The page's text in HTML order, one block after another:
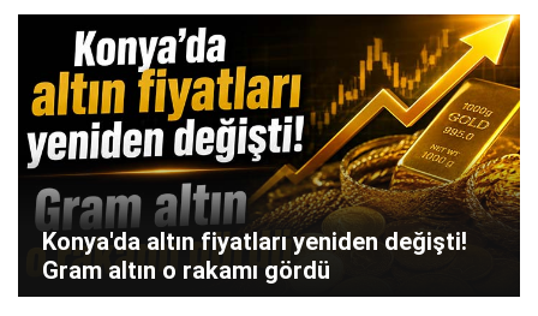
Konya'da altın fiyatları yeniden değişti!
Gram altın o rakamı gördü